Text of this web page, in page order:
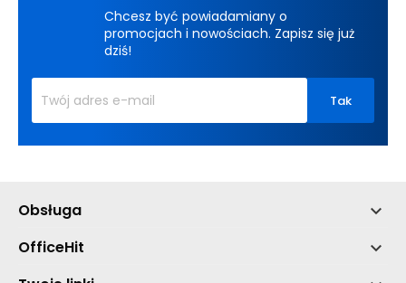
Chcesz być powiadamiany o
promocjach i nowościach. Zapisz się już
dziś!
Obsługa 
OfficeHit 